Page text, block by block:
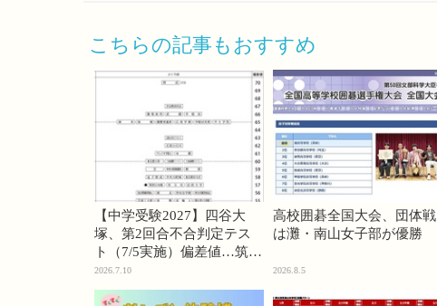
こちらの記事もおすすめ
【中学受験2027】四谷大
塚、第2回合不合判定テス
ト（7/5実施）偏差値…筑駒
74・桜蔭70＜PR＞
2026.7.10
高校囲碁全国大会、団体戦
は灘・南山女子部が優勝
2026.8.5